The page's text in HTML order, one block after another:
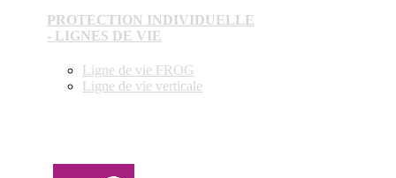
PROTECTION INDIVIDUELLE
- LIGNES DE VIE
Ligne de vie FROG
Ligne de vie verticale